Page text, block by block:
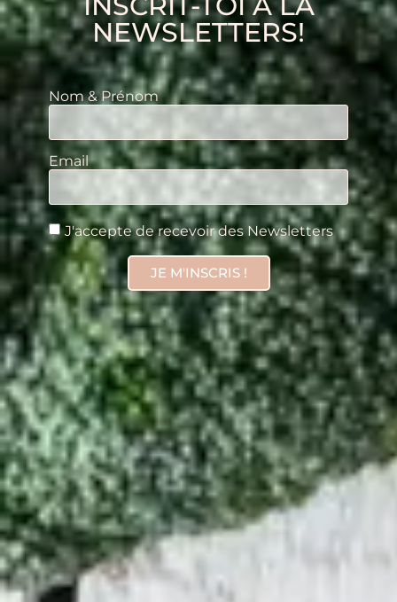
NEWSLETTERS!
Nom & Prénom
Email
J'accepte de recevoir des Newsletters
JE M'INSCRIS !